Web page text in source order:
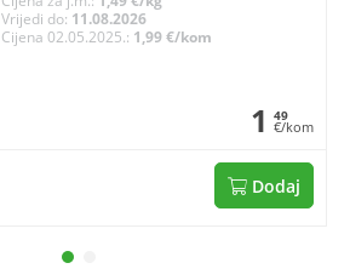
Vrijedi do: 11.08.2026
Cijena 02.05.2025.: 1,99 €/kom
1 49
€/kom
Dodaj